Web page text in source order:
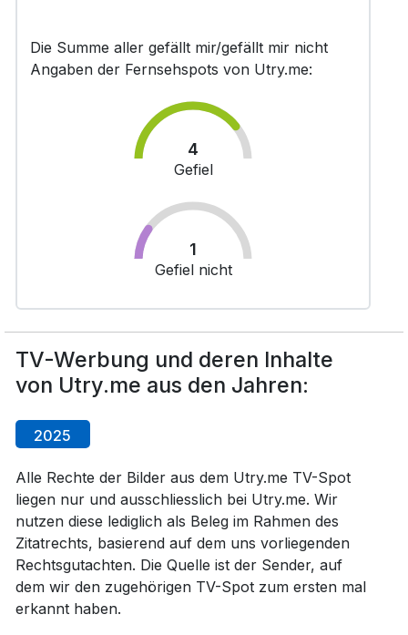
Die Summe aller gefällt mir/gefällt mir nicht
Angaben der Fernsehspots von Utry.me:
4
Gefiel
1
Gefiel nicht
TV-Werbung und deren Inhalte
von Utry.me aus den Jahren:
2025
Alle Rechte der Bilder aus dem Utry.me TV-Spot
liegen nur und ausschliesslich bei Utry.me. Wir
nutzen diese lediglich als Beleg im Rahmen des
Zitatrechts, basierend auf dem uns vorliegenden
Rechtsgutachten. Die Quelle ist der Sender, auf
dem wir den zugehörigen TV-Spot zum ersten mal
erkannt haben.